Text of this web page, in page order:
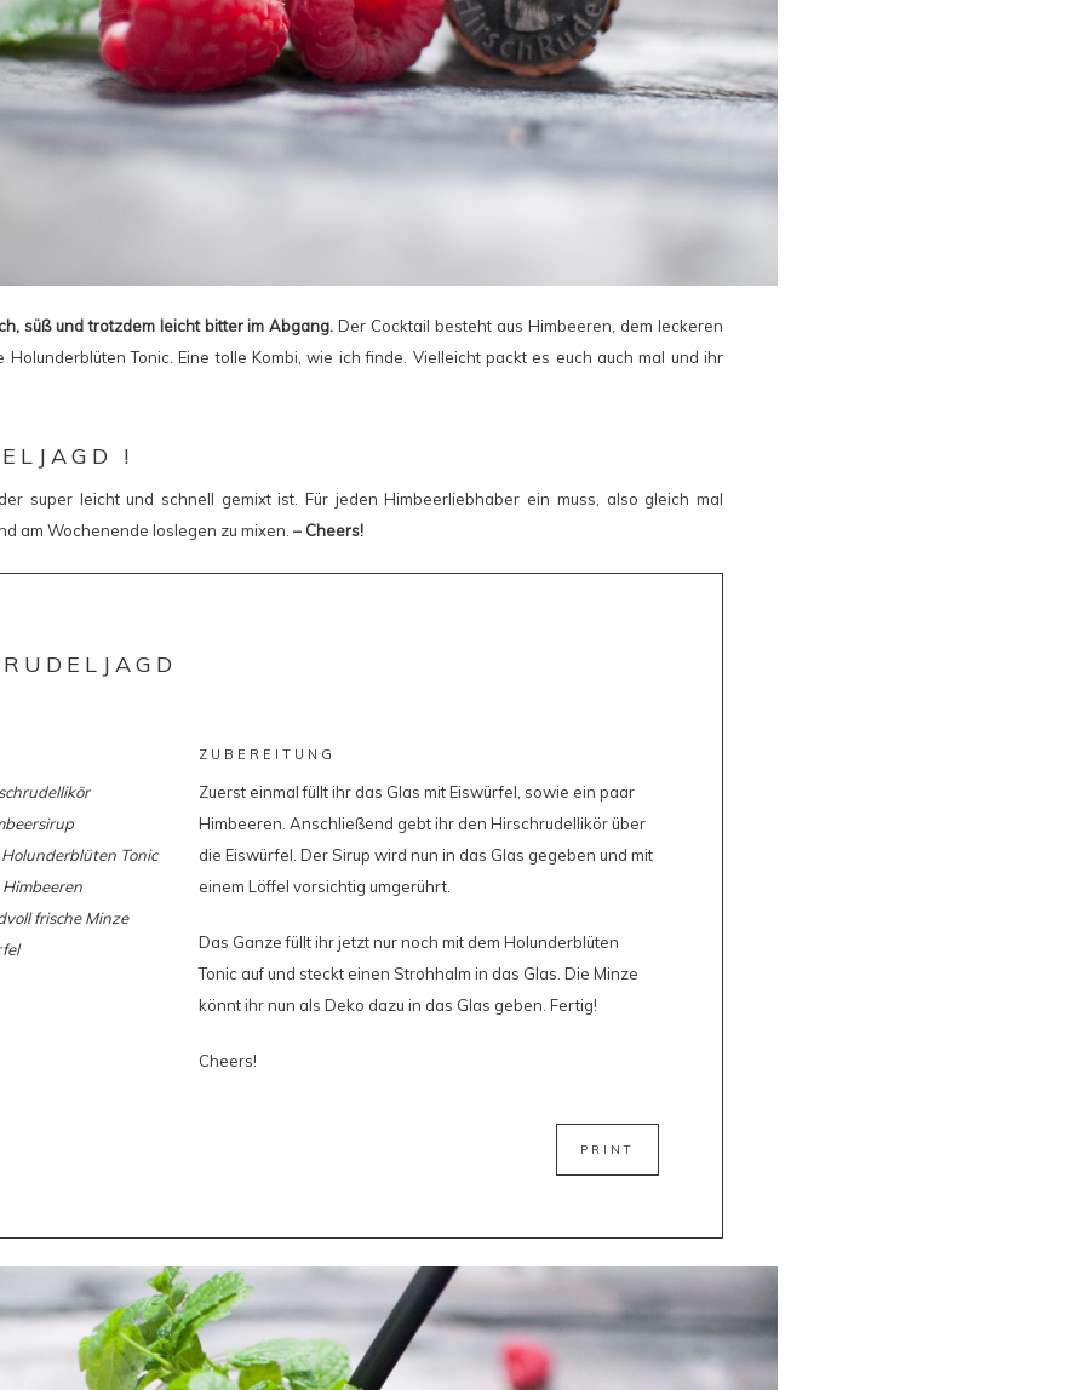
süß und trotzdem leicht bitter im Abgang. Der Cocktail besteht aus Himbeeren, dem leckeren
Holunderblüten Tonic. Eine tolle Kombi, wie ich finde. Vielleicht packt es euch auch mal und ihr
!
super leicht und schnell gemixt ist. Für jeden Himbeerliebhaber ein muss, also gleich mal
am Wochenende loslegen zu mixen. – Cheers!
Tonic
Himbeeren
frische Minze
ZUBEREITUNG
Zuerst einmal füllt ihr das Glas mit Eiswürfel, sowie ein paar
Himbeeren. Anschließend gebt ihr den Hirschrudellikör über
die Eiswürfel. Der Sirup wird nun in das Glas gegeben und mit
einem Löffel vorsichtig umgerührt.
Das Ganze füllt ihr jetzt nur noch mit dem Holunderblüten
Tonic auf und steckt einen Strohhalm in das Glas. Die Minze
könnt ihr nun als Deko dazu in das Glas geben. Fertig!
Cheers!